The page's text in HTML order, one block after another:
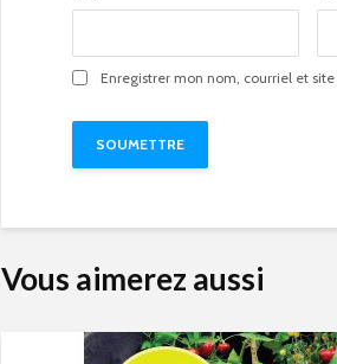
Enregistrer mon nom, courriel et
Vous aimerez aussi